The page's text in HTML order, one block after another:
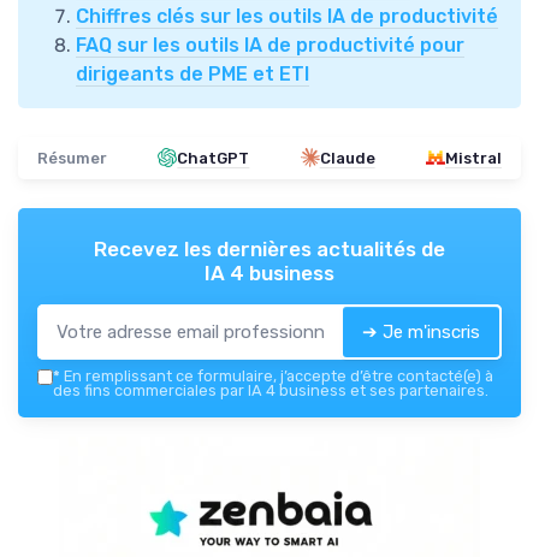
Chiffres clés sur les outils IA de productivité
FAQ sur les outils IA de productivité pour
dirigeants de PME et ETI
Résumer ChatGPT Claude Mistral
Recevez les dernières actualités de
IA 4 business
➔ Je m'inscris
* En remplissant ce formulaire, j’accepte d’être contacté(e) à
des fins commerciales par IA 4 business et ses partenaires.